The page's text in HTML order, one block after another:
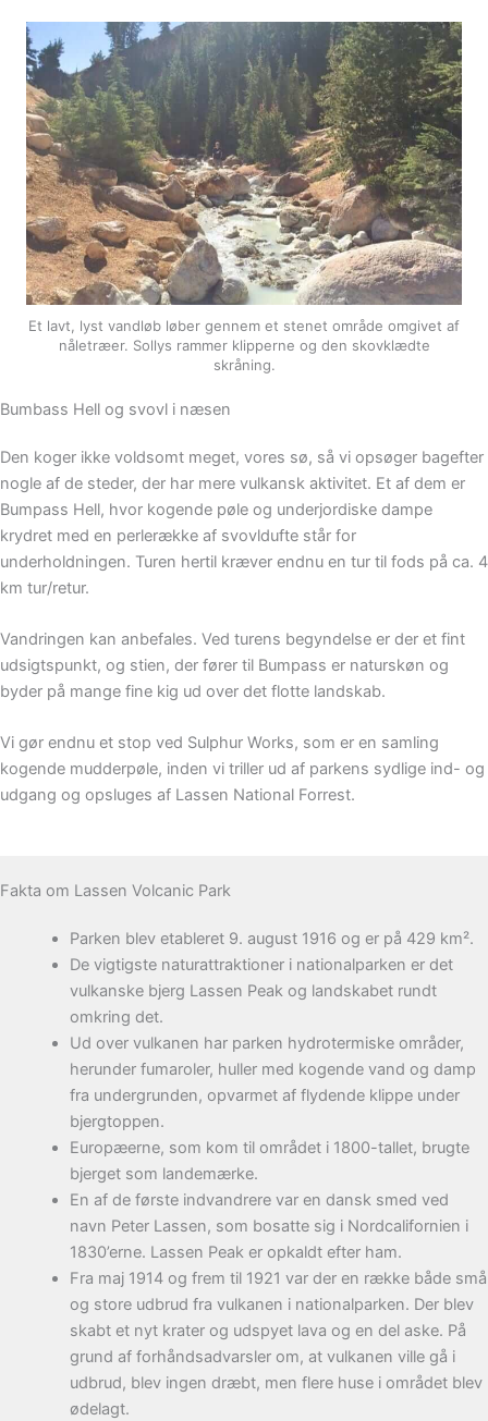
Et lavt, lyst vandløb løber gennem et stenet område omgivet af
nåletræer. Sollys rammer klipperne og den skovklædte
skråning.
Bumbass Hell og svovl i næsen
Den koger ikke voldsomt meget, vores sø, så vi opsøger bagefter
nogle af de steder, der har mere vulkansk aktivitet. Et af dem er
Bumpass Hell, hvor kogende pøle og underjordiske dampe
krydret med en perlerække af svovldufte står for
underholdningen. Turen hertil kræver endnu en tur til fods på ca. 4
km tur/retur.
Vandringen kan anbefales. Ved turens begyndelse er der et fint
udsigtspunkt, og stien, der fører til Bumpass er naturskøn og
byder på mange fine kig ud over det flotte landskab.
Vi gør endnu et stop ved Sulphur Works, som er en samling
kogende mudderpøle, inden vi triller ud af parkens sydlige ind- og
udgang og opsluges af Lassen National Forrest.
Fakta om Lassen Volcanic Park
Parken blev etableret 9. august 1916 og er på 429 km².
De vigtigste naturattraktioner i nationalparken er det
vulkanske bjerg Lassen Peak og landskabet rundt
omkring det.
Ud over vulkanen har parken hydrotermiske områder,
herunder fumaroler, huller med kogende vand og damp
fra undergrunden, opvarmet af flydende klippe under
bjergtoppen.
Europæerne, som kom til området i 1800-tallet, brugte
bjerget som landemærke.
En af de første indvandrere var en dansk smed ved
navn Peter Lassen, som bosatte sig i Nordcalifornien i
1830’erne. Lassen Peak er opkaldt efter ham.
Fra maj 1914 og frem til 1921 var der en række både små
og store udbrud fra vulkanen i nationalparken. Der blev
skabt et nyt krater og udspyet lava og en del aske. På
grund af forhåndsadvarsler om, at vulkanen ville gå i
udbrud, blev ingen dræbt, men flere huse i området blev
ødelagt.